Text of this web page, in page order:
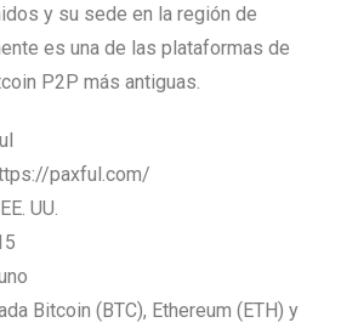
y su sede en la región de
es una de las plataformas de
P2P más antiguas.
paxful.com/
UU.
Bitcoin (BTC), Ethereum (ETH) y